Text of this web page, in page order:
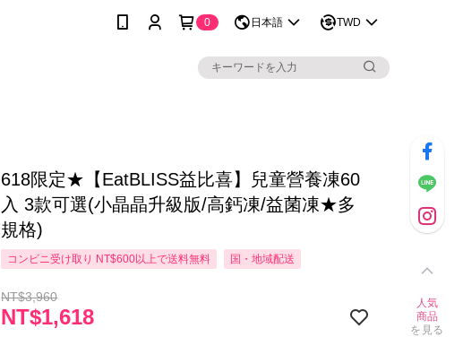
0 日本語 TWD
618限定★【EatBLISS益比喜】兒童營養凍60
入 3款可選(小晶晶升級版/高鈣凍/益菌凍★多
規格)
コンビニ受け取り NT$600以上で送料無料 国・地域配送
NT$3,960
NT$1,618
人気
商品
を見る